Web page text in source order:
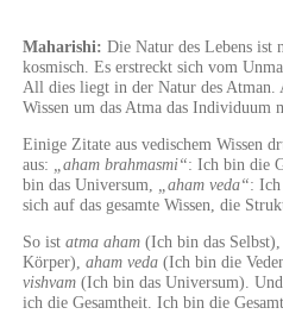
Maharishi: Die Natur des Lebens
kosmisch. Es erstreckt sich vom
All dies liegt in der Natur des Atman.
Wissen um das Atma das Individuum
Einige Zitate aus vedischem Wissen
aus: „aham brahmasmi“: Ich bin die
bin das Universum, „aham veda“: Ich
sich auf das gesamte Wissen, die
So ist atma aham (Ich bin das Selbst),
Körper), aham veda (Ich bin die
vishvam (Ich bin das Universum).
ich die Gesamtheit. Ich bin die